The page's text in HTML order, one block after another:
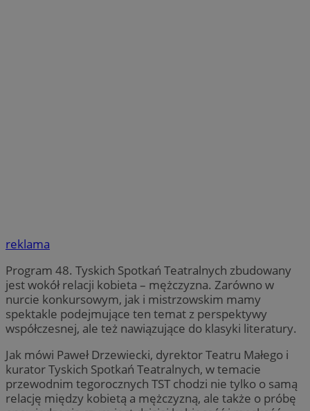
reklama
Program 48. Tyskich Spotkań Teatralnych zbudowany
jest wokół relacji kobieta – mężczyzna. Zarówno w
nurcie konkursowym, jak i mistrzowskim mamy
spektakle podejmujące ten temat z perspektywy
współczesnej, ale też nawiązujące do klasyki literatury.
Jak mówi Paweł Drzewiecki, dyrektor Teatru Małego i
kurator Tyskich Spotkań Teatralnych, w temacie
przewodnim tegorocznych TST chodzi nie tylko o samą
relację między kobietą a mężczyzną, ale także o próbę